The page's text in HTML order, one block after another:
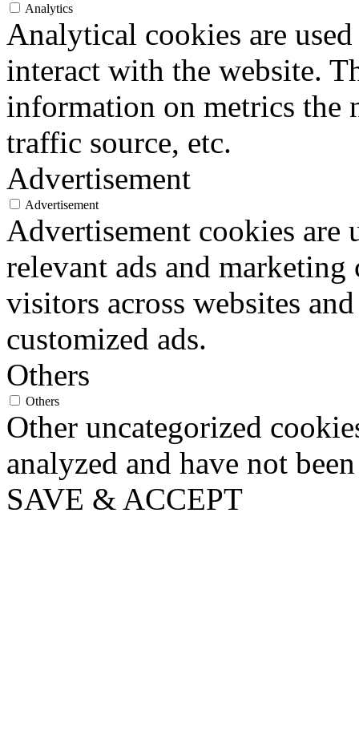
Analytics
Analytical cookies are
interact with the website.
information on metrics the
traffic source, etc.
Advertisement
Advertisement
Advertisement cookies
relevant ads and marketing
visitors across websites
customized ads.
Others
Others
Other uncategorized
analyzed and have not
SAVE & ACCEPT